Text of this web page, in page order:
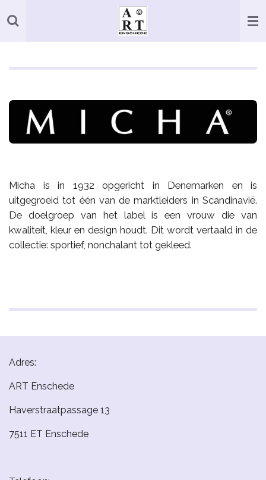
Ga
direct
hoofdinhoud
Micha is in 1932 opgericht in Denemarken en is
uitgegroeid tot één van de marktleiders in Scandinavië.
De doelgroep van het label is een vrouw die van
kwaliteit, kleur en design houdt. Dit wordt vertaald in de
collectie: sportief, nonchalant tot gekleed.
Adres:
ART Enschede
Haverstraatpassage 13
7511 ET Enschede